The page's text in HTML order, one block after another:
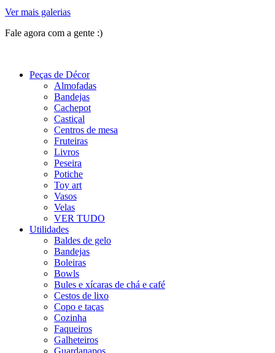
Ver mais galerias
Fale agora com a gente :)
Peças de Décor
Almofadas
Bandejas
Cachepot
Castiçal
Centros de mesa
Fruteiras
Livros
Peseira
Potiche
Toy art
Vasos
Velas
VER TUDO
Utilidades
Baldes de gelo
Bandejas
Boleiras
Bowls
Bules e xícaras de chá e café
Cestos de lixo
Copo e taças
Cozinha
Faqueiros
Galheteiros